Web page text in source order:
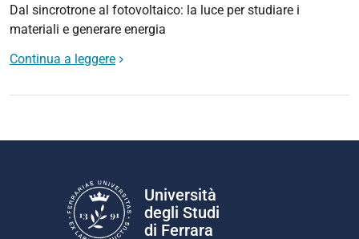
Dal sincrotrone al fotovoltaico: la luce per studiare i
materiali e generare energia
Continua a leggere
Università
degli Studi
di Ferrara